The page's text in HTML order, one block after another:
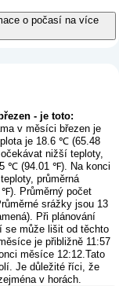
o počasí na více
- je toto:
v měsíci březen je
je 18.6 ℃ (65.48
nižší teploty,
℃ (94.01 ℉). Na konci
průměrná
Průměrný počet
srážky jsou 13
). Při plánování
se může lišit od těchto
je přibližně 11:57
měsíce 12:12.Tato
Je důležité říci, že
v horách.